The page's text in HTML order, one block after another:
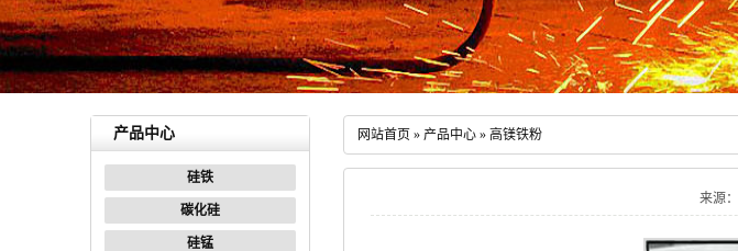
产品中心
硅铁
碳化硅
硅锰
网站首页 » 产品中心 » 高镁铁粉
来源：